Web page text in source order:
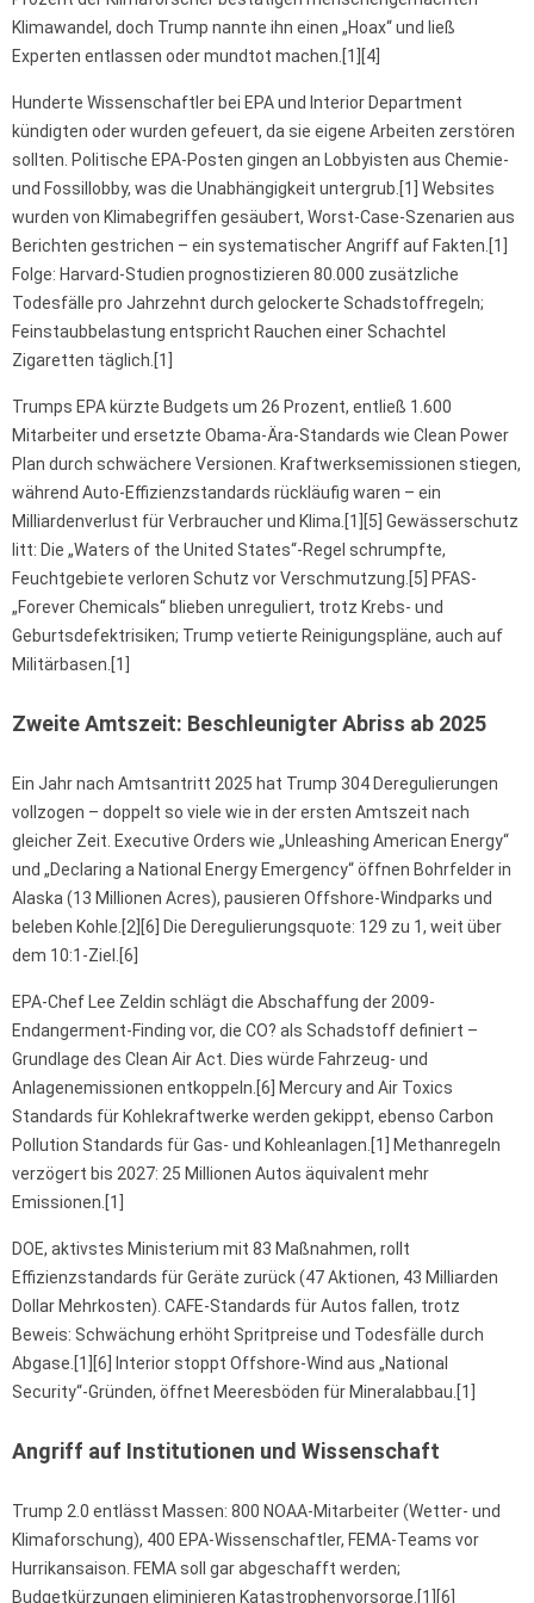
Klimawandel, doch Trump nannte ihn einen „Hoax“ und ließ
Experten entlassen oder mundtot machen.[1][4]
Hunderte Wissenschaftler bei EPA und Interior Department
kündigten oder wurden gefeuert, da sie eigene Arbeiten zerstören
sollten. Politische EPA-Posten gingen an Lobbyisten aus Chemie-
und Fossillobby, was die Unabhängigkeit untergrub.[1] Websites
wurden von Klimabegriffen gesäubert, Worst-Case-Szenarien aus
Berichten gestrichen – ein systematischer Angriff auf Fakten.[1]
Folge: Harvard-Studien prognostizieren 80.000 zusätzliche
Todesfälle pro Jahrzehnt durch gelockerte Schadstoffregeln;
Feinstaubbelastung entspricht Rauchen einer Schachtel
Zigaretten täglich.[1]
Trumps EPA kürzte Budgets um 26 Prozent, entließ 1.600
Mitarbeiter und ersetzte Obama-Ära-Standards wie Clean Power
Plan durch schwächere Versionen. Kraftwerksemissionen stiegen,
während Auto-Effizienzstandards rückläufig waren – ein
Milliardenverlust für Verbraucher und Klima.[1][5] Gewässerschutz
litt: Die „Waters of the United States“-Regel schrumpfte,
Feuchtgebiete verloren Schutz vor Verschmutzung.[5] PFAS-
„Forever Chemicals“ blieben unreguliert, trotz Krebs- und
Geburtsdefektrisiken; Trump vetierte Reinigungspläne, auch auf
Militärbasen.[1]
Zweite Amtszeit: Beschleunigter Abriss ab 2025
Ein Jahr nach Amtsantritt 2025 hat Trump 304 Deregulierungen
vollzogen – doppelt so viele wie in der ersten Amtszeit nach
gleicher Zeit. Executive Orders wie „Unleashing American Energy“
und „Declaring a National Energy Emergency“ öffnen Bohrfelder in
Alaska (13 Millionen Acres), pausieren Offshore-Windparks und
beleben Kohle.[2][6] Die Deregulierungsquote: 129 zu 1, weit über
dem 10:1-Ziel.[6]
EPA-Chef Lee Zeldin schlägt die Abschaffung der 2009-
Endangerment-Finding vor, die CO? als Schadstoff definiert –
Grundlage des Clean Air Act. Dies würde Fahrzeug- und
Anlagenemissionen entkoppeln.[6] Mercury and Air Toxics
Standards für Kohlekraftwerke werden gekippt, ebenso Carbon
Pollution Standards für Gas- und Kohleanlagen.[1] Methanregeln
verzögert bis 2027: 25 Millionen Autos äquivalent mehr
Emissionen.[1]
DOE, aktivstes Ministerium mit 83 Maßnahmen, rollt
Effizienzstandards für Geräte zurück (47 Aktionen, 43 Milliarden
Dollar Mehrkosten). CAFE-Standards für Autos fallen, trotz
Beweis: Schwächung erhöht Spritpreise und Todesfälle durch
Abgase.[1][6] Interior stoppt Offshore-Wind aus „National
Security“-Gründen, öffnet Meeresböden für Mineralabbau.[1]
Angriff auf Institutionen und Wissenschaft
Trump 2.0 entlässt Massen: 800 NOAA-Mitarbeiter (Wetter- und
Klimaforschung), 400 EPA-Wissenschaftler, FEMA-Teams vor
Hurrikansaison. FEMA soll gar abgeschafft werden;
Budgetkürzungen eliminieren Katastrophenvorsorge.[1][6]